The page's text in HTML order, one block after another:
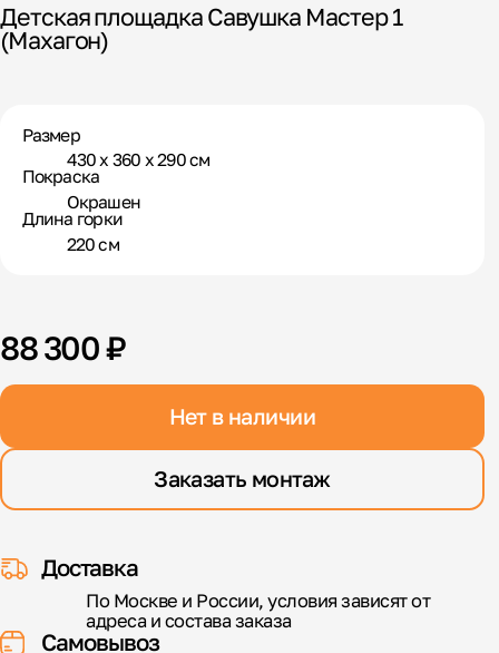
Детская площадка Савушка Мастер 1
(Махагон)
Размер
430 х 360 х 290 см
Покраска
Окрашен
Длина горки
220 см
88 300 ₽
Нет в наличии
Заказать монтаж
Доставка
По Москве и России, условия зависят от
адреса и состава заказа
Самовывоз